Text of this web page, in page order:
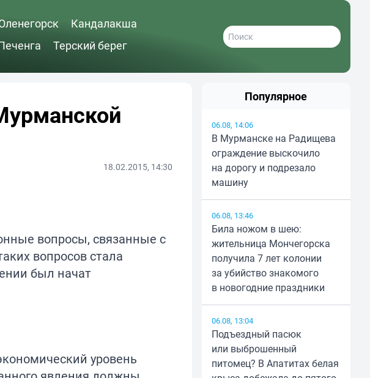
Кандалакша
Терский берег
18.02.2015, 14:30
вопросы, связанные с
вопросов стала
был начат
уровень
Популярное
06.08, 14:06
В Мурманске на Радищева
ограждение выскочило
на дорогу и подрезало
машину
06.08, 13:46
Била ножом в шею:
жительница Мончегорска
получила 7 лет колонии
за убийство знакомого
в новогодние праздники
06.08, 13:04
Подъездный пасюк
или выброшенный
питомец? В Апатитах белая